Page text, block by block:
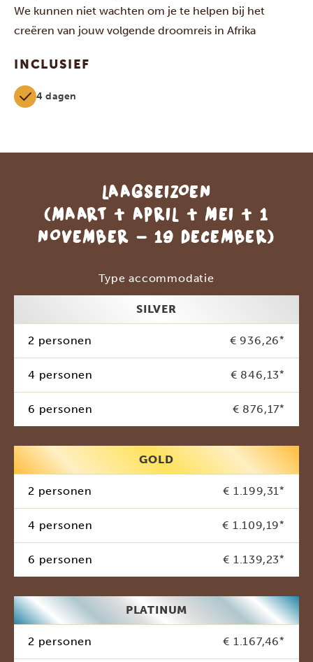
We kunnen niet wachten om je te helpen bij het
creëren van jouw volgende droomreis in Afrika
INCLUSIEF
4 dagen
LAAGSEIZOEN
(MAART + APRIL + MEI + 1
NOVEMBER - 19 DECEMBER)
Type accommodatie
SILVER
2 personen € 936,26*
4 personen € 846,13*
6 personen € 876,17*
GOLD
2 personen € 1.199,31*
4 personen € 1.109,19*
6 personen € 1.139,23*
PLATINUM
2 personen € 1.167,46*